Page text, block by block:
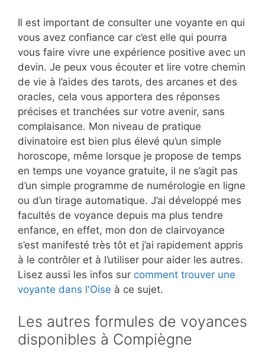
Il est important de consulter une voyante en qui
vous avez confiance car c’est elle qui pourra
vous faire vivre une expérience positive avec un
devin. Je peux vous écouter et lire votre chemin
de vie à l’aides des tarots, des arcanes et des
oracles, cela vous apportera des réponses
précises et tranchées sur votre avenir, sans
complaisance. Mon niveau de pratique
divinatoire est bien plus élevé qu’un simple
horoscope, même lorsque je propose de temps
en temps une voyance gratuite, il ne s’agit pas
d’un simple programme de numérologie en ligne
ou d’un tirage automatique. J’ai développé mes
facultés de voyance depuis ma plus tendre
enfance, en effet, mon don de clairvoyance
s’est manifesté très tôt et j’ai rapidement appris
à le contrôler et à l’utiliser pour aider les autres.
Lisez aussi les infos sur comment trouver une
voyante dans l'Oise à ce sujet.
Les autres formules de voyances
disponibles à Compiègne